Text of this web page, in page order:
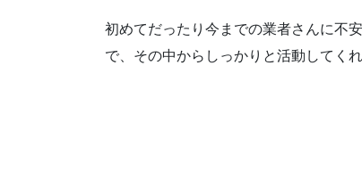
初めてだったり今までの業者さんに不
で、その中からしっかりと活動してく